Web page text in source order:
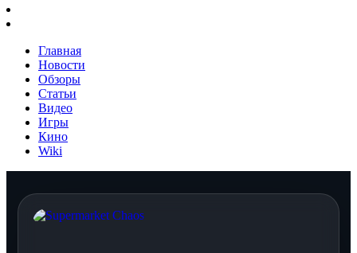
Главная
Новости
Обзоры
Статьи
Видео
Игры
Кино
Wiki